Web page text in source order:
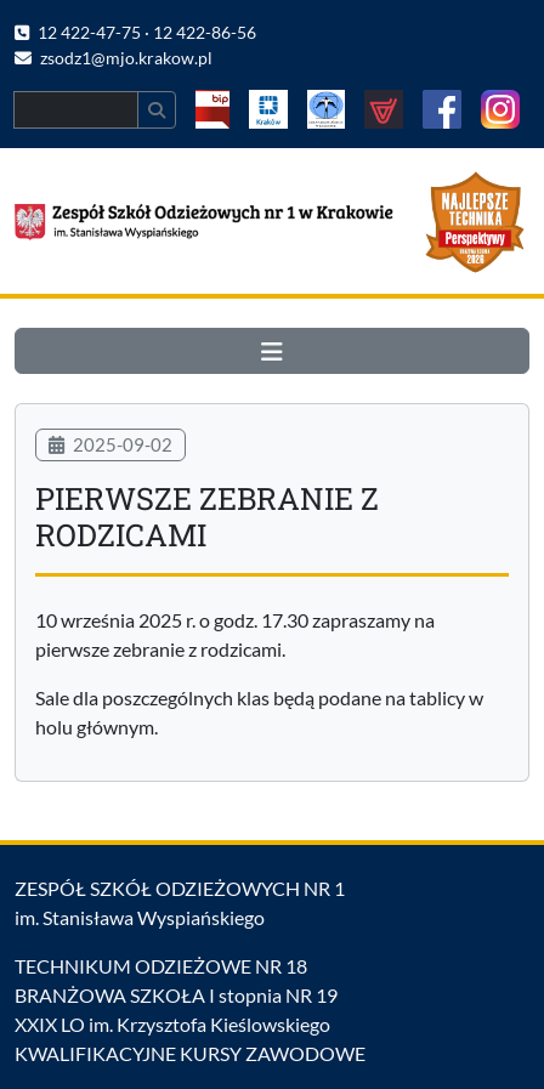
12 422-47-75 · 12 422-86-56
zsodz1@mjo.krakow.pl
2025-09-02
PIERWSZE ZEBRANIE Z
RODZICAMI
10 września 2025 r. o godz. 17.30 zapraszamy na
pierwsze zebranie z rodzicami.
Sale dla poszczególnych klas będą podane na tablicy w
holu głównym.
ZESPÓŁ SZKÓŁ ODZIEŻOWYCH NR 1
im. Stanisława Wyspiańskiego
TECHNIKUM ODZIEŻOWE NR 18
BRANŻOWA SZKOŁA I stopnia NR 19
XXIX LO im. Krzysztofa Kieślowskiego
KWALIFIKACYJNE KURSY ZAWODOWE